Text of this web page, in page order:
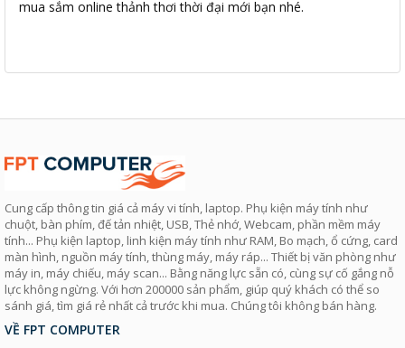
mua sắm online thảnh thơi thời đại mới bạn nhé.
Cung cấp thông tin giá cả máy vi tính, laptop. Phụ kiện máy tính như
chuột, bàn phím, đế tản nhiệt, USB, Thẻ nhớ, Webcam, phần mềm máy
tính... Phụ kiện laptop, linh kiện máy tính như RAM, Bo mạch, ổ cứng, card
màn hình, nguồn máy tính, thùng máy, máy ráp... Thiết bị văn phòng như
máy in, máy chiếu, máy scan... Bằng năng lực sẵn có, cùng sự cố gắng nỗ
lực không ngừng. Với hơn 200000 sản phẩm, giúp quý khách có thể so
sánh giá, tìm giá rẻ nhất cả trước khi mua. Chúng tôi không bán hàng.
VỀ FPT COMPUTER